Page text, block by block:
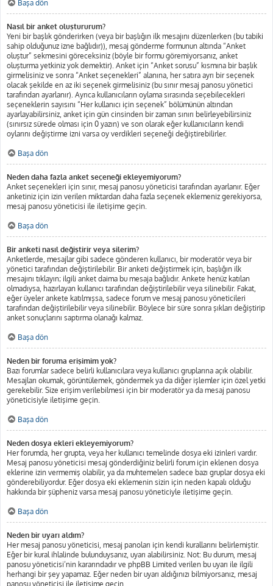
Başa dön
Nasıl bir anket oluştururum?
Yeni bir başlık gönderirken (veya bir başlığın ilk mesajını düzenlerken (bu tabiki
sahip olduğunuz izne bağlıdır)), mesaj gönderme formunun altında “Anket
oluştur” sekmesini göreceksiniz (böyle bir formu göremiyorsanız, anket
oluşturma yetkiniz yok demektir). Anket için “Anket sorusu” kısmına bir başlık
girmelisiniz ve sonra “Anket seçenekleri” alanına, her satıra ayrı bir seçenek
olacak şekilde en az iki seçenek girmelisiniz (bu sınır mesaj panosu yönetici
tarafından ayarlanır). Ayrıca kullanıcıların oylama sırasında seçebilecekleri
seçeneklerin sayısını “Her kullanıcı için seçenek” bölümünün altından
ayarlayabilirsiniz, anket için gün cinsinden bir zaman sınırı belirleyebilirsiniz
(sınırsız sürede olması için 0 yazın) ve son olarak eğer kullanıcıların kendi
oylarını değiştirme izni varsa oy verdikleri seçeneği değiştirebilirler.
Başa dön
Neden daha fazla anket seçeneği ekleyemiyorum?
Anket seçenekleri için sınır, mesaj panosu yöneticisi tarafından ayarlanır. Eğer
anketiniz için izin verilen miktardan daha fazla seçenek eklemeniz gerekiyorsa,
mesaj panosu yöneticisi ile iletişime geçin.
Başa dön
Bir anketi nasıl değiştirir veya silerim?
Anketlerde, mesajlar gibi sadece gönderen kullanıcı, bir moderatör veya bir
yönetici tarafından değiştirilebilir. Bir anketi değiştirmek için, başlığın ilk
mesajını tıklayın; ilgili anket daima bu mesaja bağlıdır. Ankete henüz katılan
olmadıysa, hazırlayan kullanıcı tarafından değiştirilebilir veya silinebilir. Fakat,
eğer üyeler ankete katılmışsa, sadece forum ve mesaj panosu yöneticileri
tarafından değiştirilebilir veya silinebilir. Böylece bir süre sonra şıkları değiştirip
anket sonuçlarını saptırma olanağı kalmaz.
Başa dön
Neden bir foruma erişimim yok?
Bazı forumlar sadece belirli kullanıcılara veya kullanıcı gruplarına açık olabilir.
Mesajları okumak, görüntülemek, göndermek ya da diğer işlemler için özel yetki
gerekebilir. Size erişim verilebilmesi için bir moderatör ya da mesaj panosu
yöneticisiyle iletişime geçin.
Başa dön
Neden dosya ekleri ekleyemiyorum?
Her forumda, her grupta, veya her kullanıcı temelinde dosya eki izinleri vardır.
Mesaj panosu yöneticisi mesaj gönderdiğiniz belirli forum için eklenen dosya
eklerine izin vermemiş olabilir, ya da muhtemelen sadece bazı gruplar dosya eki
gönderebiliyordur. Eğer dosya eki eklemenin sizin için neden kapalı olduğu
hakkında bir şüpheniz varsa mesaj panosu yöneticiyle iletişime geçin.
Başa dön
Neden bir uyarı aldım?
Her mesaj panosu yöneticisi, mesaj panoları için kendi kurallarını belirlemiştir.
Eğer bir kural ihlalinde bulunduysanız, uyarı alabilirsiniz. Not: Bu durum, mesaj
panosu yöneticisi’nin kararındadır ve phpBB Limited verilen bu uyarı ile ilgili
herhangi bir şey yapamaz. Eğer neden bir uyarı aldığınızı bilmiyorsanız, mesaj
panosu yöneticisi ile iletişime geçin.